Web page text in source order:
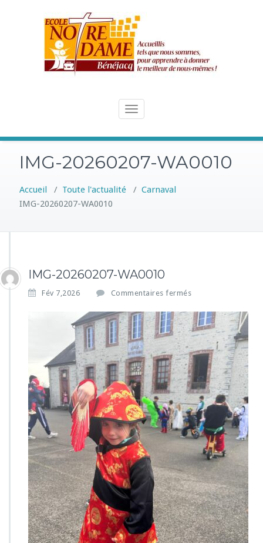
Toggle
IMG-20260207-WA0010
Accueil / Toute l'actualité / Carnaval
IMG-20260207-WA0010
IMG-20260207-WA0010
Fév 7,2026 Commentaires fermés
r
I
M
G
0
2
6
0
2
7
-
W
A
0
0
1
0